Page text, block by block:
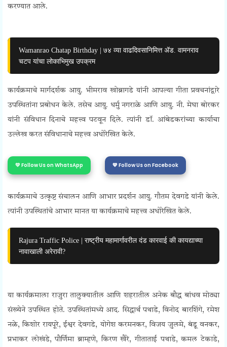
करण्यात आले.
Wamanrao Chatap Birthday | ७४ व्या वाढदिवसानिमित्त ॲड. वामनराव
चटप यांचा लोकाभिमुख उपक्रम
कार्यक्रमाचे मार्गदर्शक आयु. भीमराव खोब्रागडे यांनी आपल्या गीता प्रवचनांद्वारे
उपस्थितांना प्रबोधन केले. तसेच आयु. धर्मु नगराळे आणि आयु. नी. मेघा बोरकर
यांनी संविधान दिनाचे महत्त्व पटवून दिले. त्यांनी डॉ. आंबेडकरांच्या कार्याचा
उल्लेख करत संविधानाचे महत्त्व अधोरेखित केले.
💛 Follow Us on WhatsApp 💙 Follow Us on Facebook
कार्यक्रमाचे उत्कृष्ट संचालन आणि आभार प्रदर्शन आयु. गौतम देवगडे यांनी केले.
त्यांनी उपस्थितांचे आभार मानत या कार्यक्रमाचे महत्त्व अधोरेखित केले.
Rajura Traffic Police | राष्ट्रीय महामार्गावरील दंड कारवाई की कायद्याच्या
नावाखाली अरेरावी?
या कार्यक्रमाला राजुरा तालुक्यातील आणि शहरातील अनेक बौद्ध बांधव मोठ्या
संख्येने उपस्थित होते. उपस्थितांमध्ये आद. सिद्धार्थ पथाडे, विनोद बारशिंगे, रमेश
नळे, किशोर रायपूरे, ईश्वर देवगडे, योगेश करमनकर, विजय जुलमे, बंडू वनकर,
प्रभाकर लोखंडे, पौर्णिमा ब्राम्हणे, किरण खैरे, गीताताई पथाडे, कमल टेकाडे,